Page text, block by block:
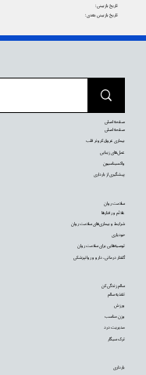
تاریخ بازبینی:
تاریخ بازبینی بعدی:
بارداری
سالم زندگی کن
تغذیه سالم
ورزش
وزن مناسب
مدیریت درد
ترک سیگار
سلامت روان
علائم و رفتارها
شرایط و بیماری‌های سلامت روان
خودیاری
توصیه‌‌هایی برای سلامت روان
گفتار درمانی، دارو و روانپزشکی
صفحه اصلی
صفحه اصلی
بیماری عروق کرونر قلب
عمل‌های زیبایی
واکسیناسیون
پیشگیری از بارداری